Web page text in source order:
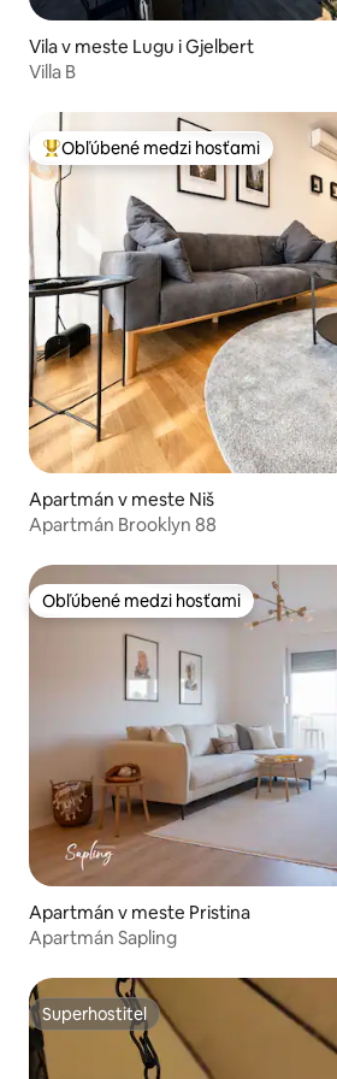
Vila v meste Lugu i Gjelbert
Villa B
Najobľúbenejšie medzi hosťami
Obľúbené medzi hosťami
Apartmán v meste Niš
Apartmán Brooklyn 88
Obľúbené medzi hosťami
Obľúbené medzi hosťami
Apartmán v meste Pristina
Apartmán Sapling
Superhostiteľ
Superhostiteľ